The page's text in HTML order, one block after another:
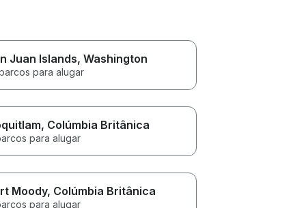
Juan Islands, Washington
para alugar
, Colúmbia Britânica
para alugar
Moody, Colúmbia Britânica
para alugar